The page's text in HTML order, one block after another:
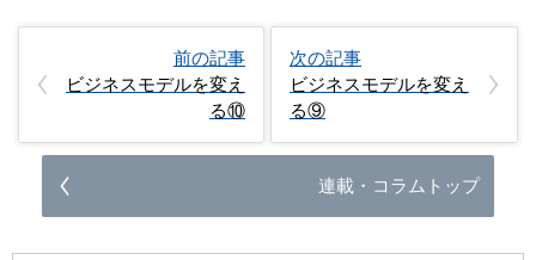
前の記事
ビジネスモデルを変え
る⑩
次の記事
ビジネスモデルを変え
る⑨
連載・コラムトップ